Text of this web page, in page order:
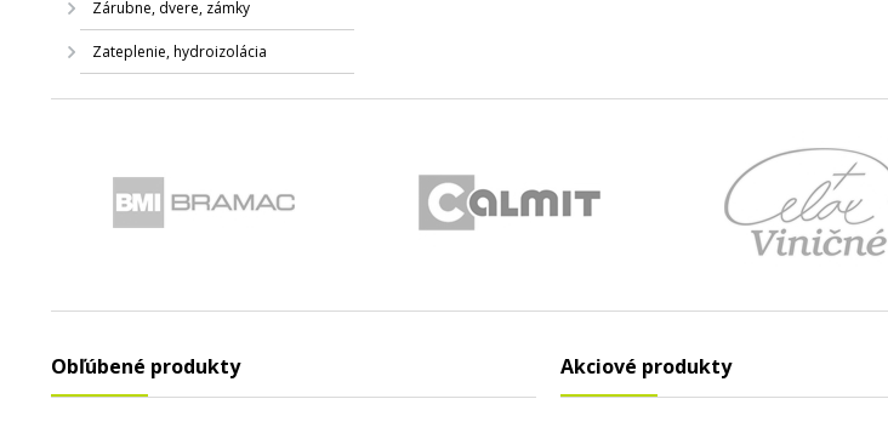
Zárubne, dvere, zámky
Zateplenie, hydroizolácia
Obľúbené produkty Akciové produkty